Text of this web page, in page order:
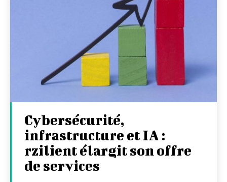
Cybersécurité,
infrastructure et IA :
rzilient élargit son offre
de services